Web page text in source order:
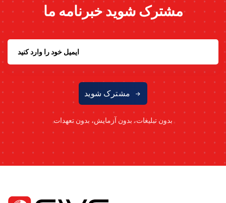
مشترک شویدخبرنامه ما
مشترک شوید
بدون تبلیغات، بدون آزمایش، بدون تعهدات